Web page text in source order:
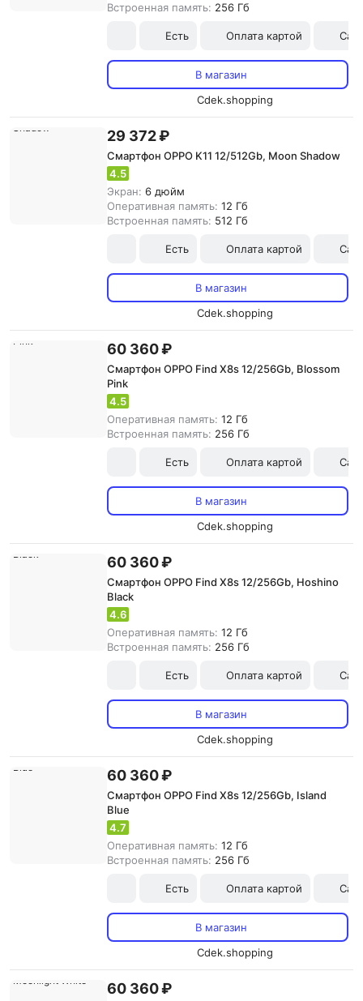
Встроенная память: 256 Гб
Есть Оплата картой
В магазин
Cdek.shopping
29 372 ₽
Смартфон OPPO K11 12/512Gb, Moon Shadow
4.5
Экран: 6 дюйм
Оперативная память: 12 Гб
Встроенная память: 512 Гб
Есть Оплата картой
В магазин
Cdek.shopping
60 360 ₽
Смартфон OPPO Find X8s 12/256Gb, Blossom
Pink
4.5
Оперативная память: 12 Гб
Встроенная память: 256 Гб
Есть Оплата картой
В магазин
Cdek.shopping
60 360 ₽
Смартфон OPPO Find X8s 12/256Gb, Hoshino
Black
4.6
Оперативная память: 12 Гб
Встроенная память: 256 Гб
Есть Оплата картой
В магазин
Cdek.shopping
60 360 ₽
Смартфон OPPO Find X8s 12/256Gb, Island
Blue
4.7
Оперативная память: 12 Гб
Встроенная память: 256 Гб
Есть Оплата картой
В магазин
Cdek.shopping
60 360 ₽